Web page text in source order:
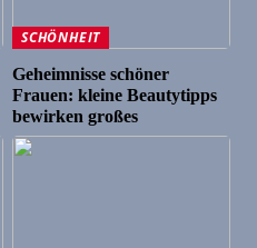
SCHÖNHEIT
Geheimnisse schöner
Frauen: kleine Beautytipps
bewirken großes